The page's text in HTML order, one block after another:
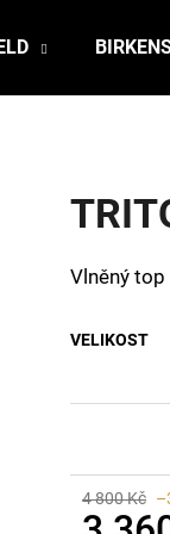
Vlněný top
VELIKOST
4 800 Kč
najít?
HLEDAT